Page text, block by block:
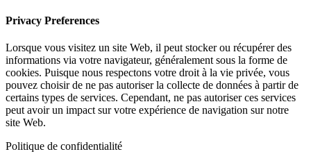
Privacy Preferences
Lorsque vous visitez un site Web, il peut stocker ou récupérer des
informations via votre navigateur, généralement sous la forme de
cookies. Puisque nous respectons votre droit à la vie privée, vous
pouvez choisir de ne pas autoriser la collecte de données à partir de
certains types de services. Cependant, ne pas autoriser ces services
peut avoir un impact sur votre expérience de navigation sur notre
site Web.
Politique de confidentialité